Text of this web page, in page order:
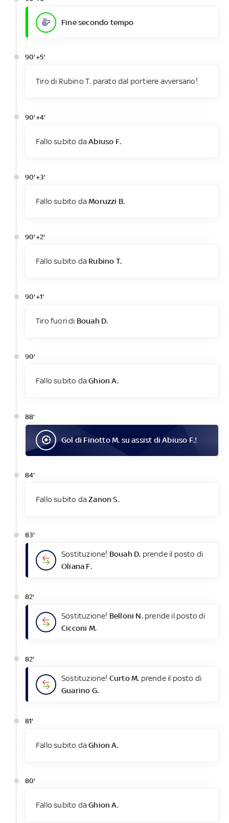
Fine secondo tempo
90'+5'
Tiro di Rubino T. parato dal portiere avversario!
90'+4'
Fallo subito daAbiuso F.
90'+3'
Fallo subito daMoruzzi B.
90'+2'
Fallo subito da Rubino T.
90'+1'
Tiro fuori di Bouah D.
90'
Fallo subito daGhion A.
88'
Gol di Finotto M. su assist diAbiuso F.!
84'
Fallo subito daZanon S.
83'
Sostituzione! Bouah D. prende il posto di
Oliana F.
82'
Sostituzione! Belloni N.prende il posto di
Cicconi M.
82'
Sostituzione! Curto M. prende il posto di
Guarino G.
81'
Fallo subito daGhion A.
80'
Fallo subito daGhion A.